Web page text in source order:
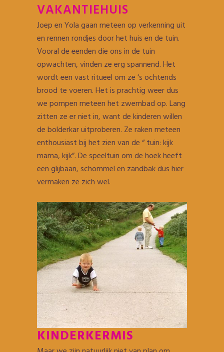
VAKANTIEHUIS
Joep en Yola gaan meteen op verkenning uit
en rennen rondjes door het huis en de tuin.
Vooral de eenden die ons in de tuin
opwachten, vinden ze erg spannend. Het
wordt een vast ritueel om ze ‘s ochtends
brood te voeren. Het is prachtig weer dus
we pompen meteen het zwembad op. Lang
zitten ze er niet in, want de kinderen willen
de bolderkar uitproberen. Ze raken meteen
enthousiast bij het zien van de “ tuin: kijk
mama, kijk”. De speeltuin om de hoek heeft
een glijbaan, schommel en zandbak dus hier
vermaken ze zich wel.
KINDERKERMIS